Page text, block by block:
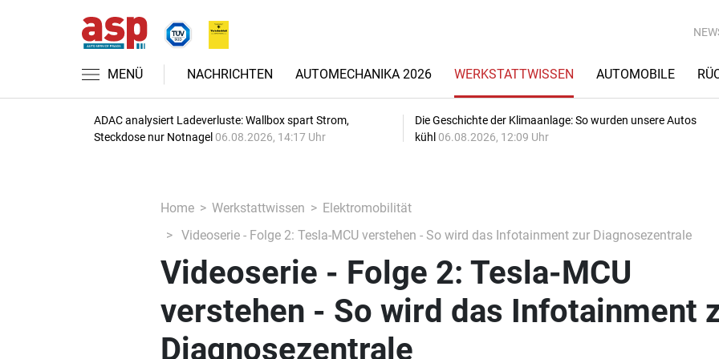
MENÜ NACHRICHTEN AUTOMECHANIKA 2026 WERKSTATTWISSEN AUTOMOBILE
ADAC analysiert Ladeverluste: Wallbox spart Strom,
Steckdose nur Notnagel 06.08.2026, 14:17 Uhr
Die Geschichte der Klimaanlage: So wurden unsere Autos
kühl 06.08.2026, 12:09 Uhr
Home Werkstattwissen
Elektromobilität
Videoserie - Folge 2: Tesla-MCU verstehen - So wird das Infotainment zur Diagnosezentrale
Videoserie - Folge 2: Tesla-MCU
verstehen - So wird das Infotainment
Diagnosezentrale